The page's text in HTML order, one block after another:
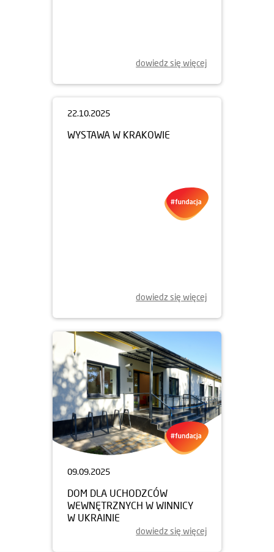
dowiedz się więcej
22.10.2025
WYSTAWA W KRAKOWIE
dowiedz się więcej
09.09.2025
DOM DLA UCHODZCÓW
WEWNĘTRZNYCH W WINNICY
W UKRAINIE
dowiedz się więcej